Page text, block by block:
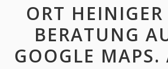
ORT
BERATUNG
GOOGLE MAPS.